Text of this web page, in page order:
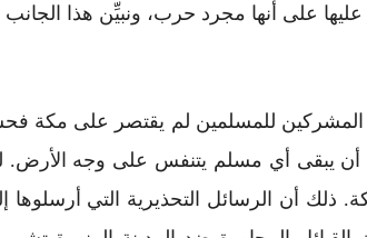
على أنها مجرد حرب، ونبيِّن هذا الجانب
المشركين للمسلمين لم يقتصر على مكة
أن يبقى أي مسلم يتنفس على وجه الأرض.
أن الرسائل التحذيرية التي أرسلوها